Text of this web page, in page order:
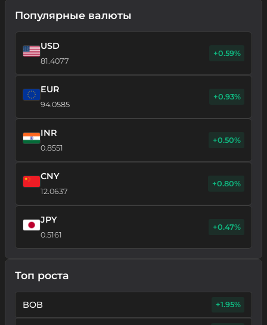
Популярные валюты
USD
81.4077
+0.59%
EUR
94.0585
+0.93%
INR
0.8551
+0.50%
CNY
12.0637
+0.80%
JPY
0.5161
+0.47%
Топ роста
BOB +1.95%